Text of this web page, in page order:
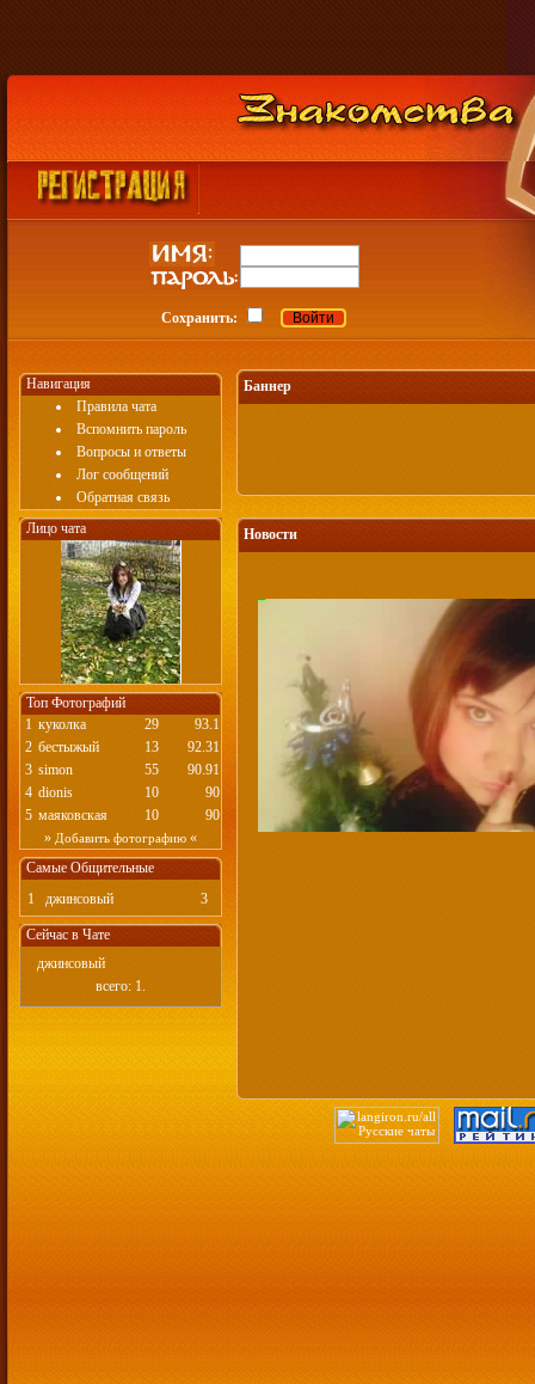
Сохранить:
Навигация
Правила чата
Вспомнить пароль
Вопросы и ответы
Лог сообщений
Обратная связь
Лицо чата
Топ Фотографий
1 куколка 29
93.1
2 бестыжый 13
92.31
3 simon 55
90.91
4 dionis 10
90
5 маяковская 10
90
» Добавить фотографию «
Самые Общительные
1
джинсовый 3
Сейчас в Чате
джинсовый
всего: 1.
Баннер
Новости